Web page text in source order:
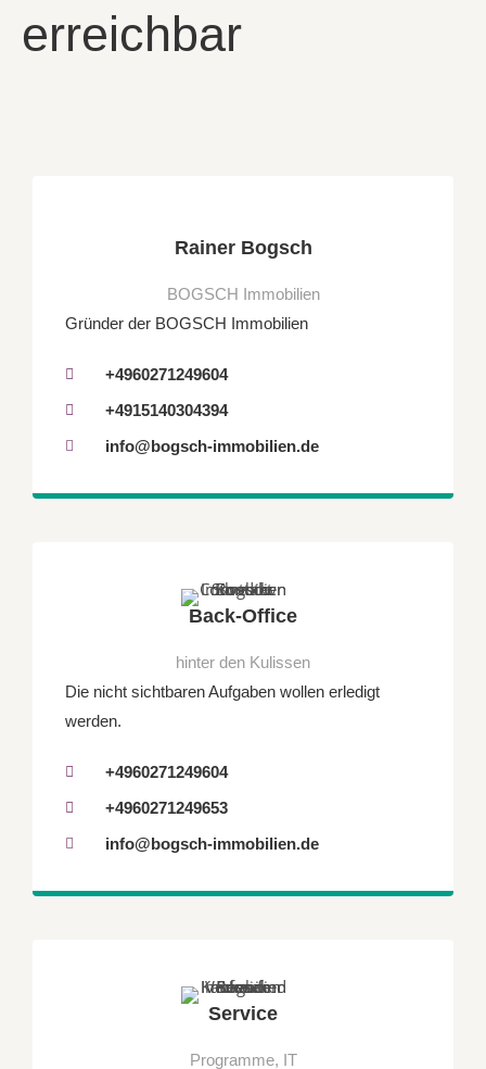
erreichbar
Rainer Bogsch
BOGSCH Immobilien
Gründer der BOGSCH Immobilien
+4960271249604
+4915140304394
info@bogsch-immobilien.de
Back-Office
hinter den Kulissen
Die nicht sichtbaren Aufgaben wollen erledigt
werden.
+4960271249604
+4960271249653
info@bogsch-immobilien.de
Service
Programme, IT